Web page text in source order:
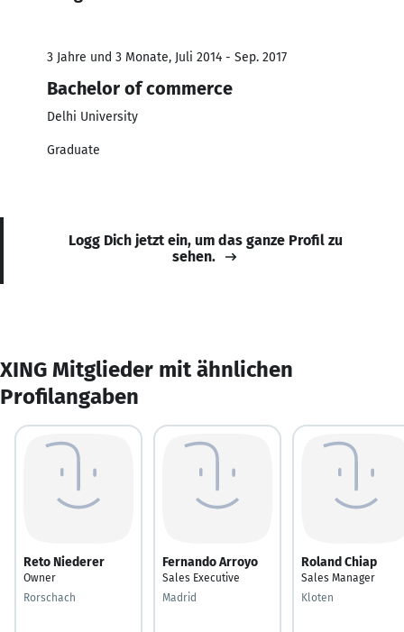
3 Jahre und 3 Monate, Juli 2014 - Sep. 2017
Bachelor of commerce
Delhi University
Graduate
Logg Dich jetzt ein, um das ganze Profil zu
sehen.
XING Mitglieder mit ähnlichen
Profilangaben
Reto Niederer
Owner
Rorschach
Fernando Arroyo
Sales Executive
Madrid
Roland Chiap
Sales Manager
Kloten